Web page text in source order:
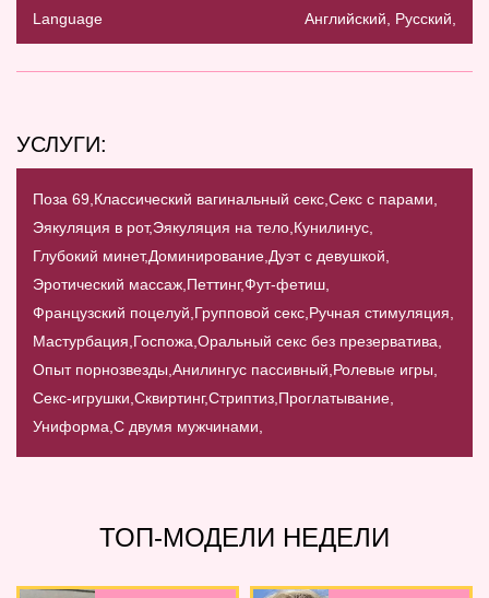
Language Английский, Русский,
УСЛУГИ:
Поза 69, Классический вагинальный секс, Секс с парами,
Эякуляция в рот,Эякуляция на тело, Кунилинус,
Глубокий минет,Доминирование, Дуэт с девушкой,
Эротический массаж, Петтинг,Фут-фетиш,
Французский поцелуй, Групповой секс, Ручная стимуляция,
Мастурбация, Госпожа, Оральный секс без презерватива,
Опыт порнозвезды, Анилингус пассивный, Ролевые игры,
Секс-игрушки, Сквиртинг,Стриптиз, Проглатывание,
Униформа, С двумя мужчинами,
ТОП-МОДЕЛИ НЕДЕЛИ